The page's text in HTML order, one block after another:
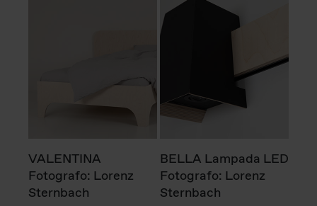
VALENTINA
Fotografo: Lorenz
Sternbach
BELLA Lampada LED
Fotografo: Lorenz
Sternbach